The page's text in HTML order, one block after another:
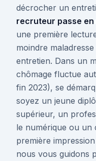
décrocher un
recruteur passe
une première
moindre
entretien. Dans un
chômage fluctue
fin 2023), se
soyez un jeune
supérieur, un
le numérique ou un
première
nous vous guidons